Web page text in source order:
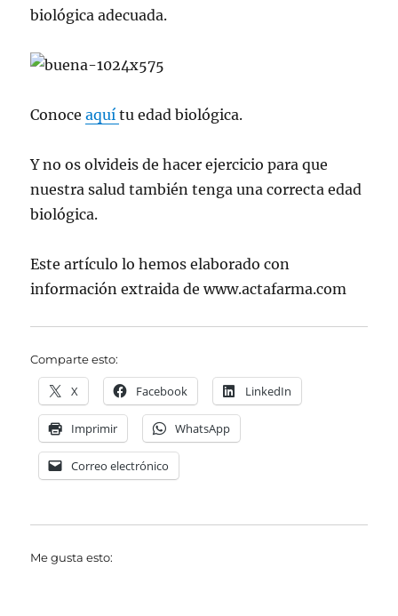
biológica adecuada.
Conoceaquítu edad biológica.
Y no os olvideis de hacer ejercicio para que
nuestra salud también tenga una correcta edad
biológica.
Este artículo lo hemos elaborado con
información extraida de www.actafarma.com
Comparte esto:
X Facebook LinkedIn
Imprimir WhatsApp
Correo electrónico
Me gusta esto: